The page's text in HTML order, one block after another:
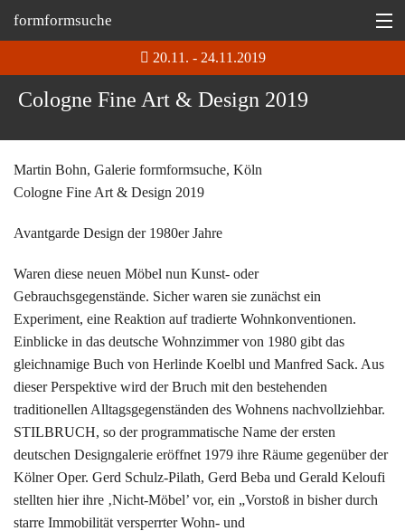
formformsuche
Ausstellungen
Depot
20.11. - 24.11.2019
Cologne Fine Art & Design 2019
Martin Bohn, Galerie formformsuche, Köln
Cologne Fine Art & Design 2019
Avantgarde Design der 1980er Jahre
Waren diese neuen Möbel nun Kunst- oder
Gebrauchsgegenstände. Sicher waren sie zunächst ein
Experiment, eine Reaktion auf tradierte Wohnkonventionen.
Einblicke in das deutsche Wohnzimmer von 1980 gibt das
gleichnamige Buch von Herlinde Koelbl und Manfred Sack. Aus
dieser Perspektive wird der Bruch mit den bestehenden
traditionellen Alltagsgegenständen des Wohnens nachvollziehbar.
STILBRUCH, so der programmatische Name der ersten
deutschen Designgalerie eröffnet 1979 ihre Räume gegenüber der
Kölner Oper. Gerd Schulz-Pilath, Gerd Beba und Gerald Keloufi
stellten hier ihre ‚Nicht-Möbel’ vor, ein „Vorstoß in bisher durch
starre Immobilität versperrter Wohn- und